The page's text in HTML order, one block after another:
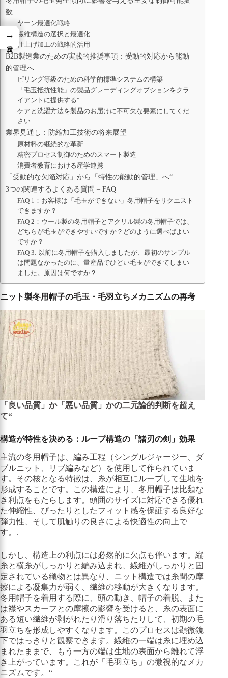
数
ヤーン最適化戦略
繊維構造の選択と最適化
仕上げ加工の戦略的活用
B2B製造業のための実践的推奨事項：受動的対応から能動
的管理へ
ピリング等級のための科学的標準システムの構築
「毛玉抵抗性能」の製品グレーディングオプションをクラ
イアントに提供する“
ケアと洗濯方法を製品のお届けに不可欠な要素にしてくだ
さい
業界見通し：防縮加工技術の将来展望
原材料の継続的な革新
精密プロセス制御のためのスマート製造
消費者教育における産学連携
「受動的な欠陥対応」から「特性の能動的管理」へ“
3つの関連するよくある質問 – FAQ
FAQ 1：お客様は「毛玉ができない」冬用帽子をリクエスト
できますか？
FAQ 2：ウール製の冬用帽子とアクリル製の冬用帽子では、
どちらが毛玉ができやすいですか？どのように選べばよい
ですか？
FAQ 3: 以前に冬用帽子を購入しましたが、最初のサンプル
は問題なかったのに、量産品でひどい毛玉ができてしまい
ました。原因は何ですか？
ニット製冬用帽子の毛玉・毛羽立ちメカニズムの再考
「良い品質」か「悪い品質」かの二元論的判断を超え
て“
構造が特性を決める：ループ構造の「諸刃の剣」効果
主流の冬用帽子は、編み工程（シングルジャージー、ダ
ブルニット、リブ編みなど）を使用して作られていま
す。その核となる特徴は、糸が相互にループして生地を
形成することです。この構造により、冬用帽子は比類な
き利点をもたらします。頭囲のサイズに対応できる優れ
た伸縮性、ぴったりとしたフィット感を保証する良好な
弾力性、そして肌触りの良さによる快適性の向上で
す。.
しかし、構造上の利点には必然的に欠点も伴います。縦
糸と横糸がしっかりと編み込まれ、繊維がしっかりと固
定されている織物とは異なり、ニット構造では糸間の摩
擦による凝集力が弱く、繊維の移動が大きくなります。
冬用帽子を着用する際に、頭の動き、帽子の着脱、また
は襟やスカーフとの摩擦の影響を受けると、糸の表面に
ある短い繊維が剥がれたり滑り落ちたりして、初期の毛
羽立ちを形成しやすくなります。このプロセスは顕微鏡
下ではっきりと観察できます。繊維の一端は糸に埋め込
まれたままで、もう一方の端は生地の表面から離れて浮
き上がっています。これが「毛羽立ち」の微視的なメカ
ニズムです。“
→